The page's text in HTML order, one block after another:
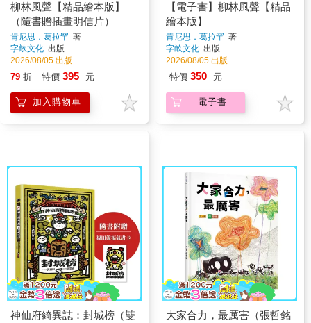
柳林風聲【精品繪本版】
（隨書贈插畫明信片）
肯尼思．葛拉罕 著
字畝文化 出版
2026/08/05 出版
79 折 特價 395 元
加入購物車
【電子書】柳林風聲【精品
繪本版】
肯尼思．葛拉罕 著
字畝文化 出版
2026/08/05 出版
特價 350 元
電子書
神仙府綺異誌：封城榜（雙
大家合力，最厲害（張哲銘